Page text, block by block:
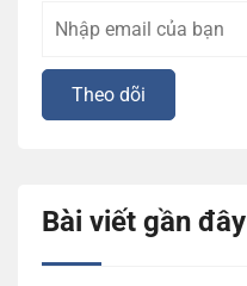
Bài viết gần đây